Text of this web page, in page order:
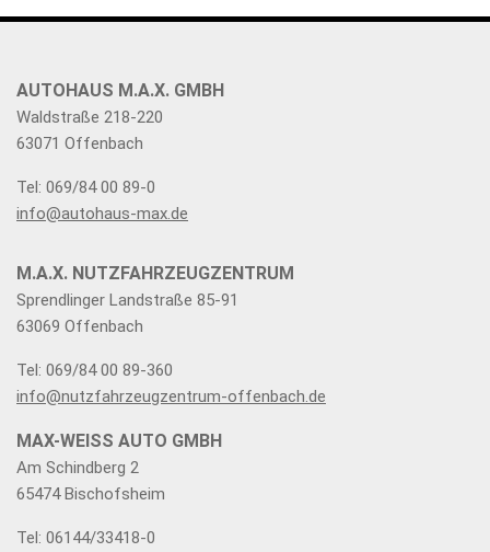
AUTOHAUS M.A.X. GMBH
Waldstraße 218-220
63071 Offenbach
Tel: 069/84 00 89-0
info@autohaus-max.de
M.A.X. NUTZFAHRZEUGZENTRUM
Sprendlinger Landstraße 85-91
63069 Offenbach
Tel: 069/84 00 89-360
info@nutzfahrzeugzentrum-offenbach.de
MAX-WEISS AUTO GMBH
Am Schindberg 2
65474 Bischofsheim
Tel: 06144/33418-0